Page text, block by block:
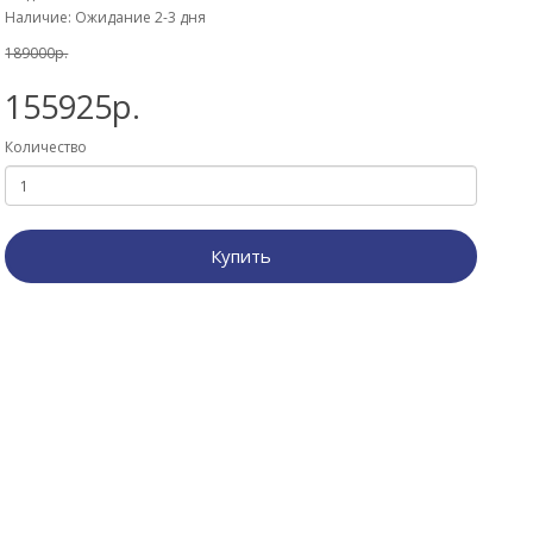
Наличие: Ожидание 2-3 дня
189000р.
155925р.
Количество
Купить